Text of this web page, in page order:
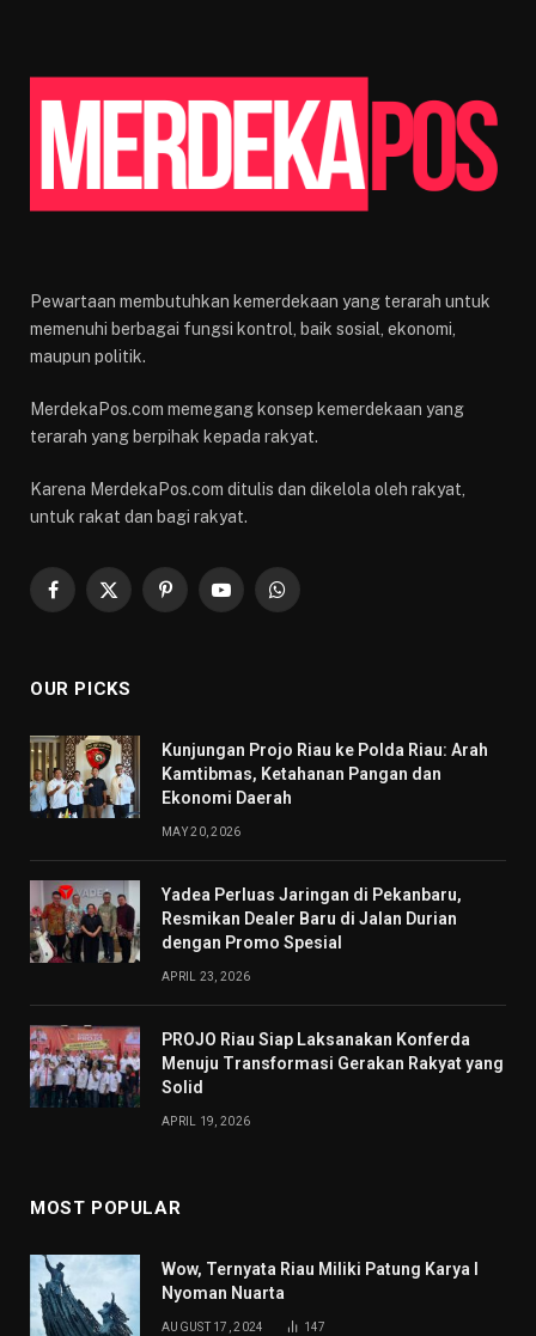
Pewartaan membutuhkan kemerdekaan yang terarah untuk
memenuhi berbagai fungsi kontrol, baik sosial, ekonomi,
maupun politik.
MerdekaPos.com memegang konsep kemerdekaan yang
terarah yang berpihak kepada rakyat.
Karena MerdekaPos.com ditulis dan dikelola oleh rakyat,
untuk rakat dan bagi rakyat.
Facebook
X
PinterestYouTubeWhatsApp
OUR PICKS
Kunjungan Projo Riau ke Polda Riau: Arah
Kamtibmas, Ketahanan Pangan dan
Ekonomi Daerah
MAY 20, 2026
Yadea Perluas Jaringan di Pekanbaru,
Resmikan Dealer Baru di Jalan Durian
dengan Promo Spesial
APRIL 23, 2026
PROJO Riau Siap Laksanakan Konferda
Menuju Transformasi Gerakan Rakyat yang
Solid
APRIL 19, 2026
MOST POPULAR
Wow, Ternyata Riau Miliki Patung Karya I
Nyoman Nuarta
AUGUST 17, 2024 147